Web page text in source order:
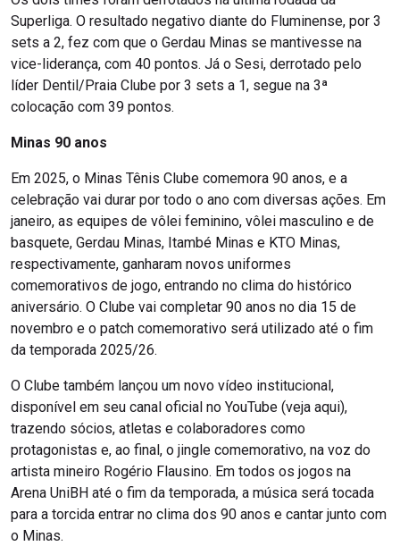
Superliga. O resultado negativo diante do Fluminense, por 3
sets a 2, fez com que o Gerdau Minas se mantivesse na
vice-liderança, com 40 pontos. Já o Sesi, derrotado pelo
líder Dentil/Praia Clube por 3 sets a 1, segue na 3ª
colocação com 39 pontos.
Minas 90 anos
Em 2025, o Minas Tênis Clube comemora 90 anos, e a
celebração vai durar por todo o ano com diversas ações. Em
janeiro, as equipes de vôlei feminino, vôlei masculino e de
basquete, Gerdau Minas, Itambé Minas e KTO Minas,
respectivamente, ganharam novos uniformes
comemorativos de jogo, entrando no clima do histórico
aniversário. O Clube vai completar 90 anos no dia 15 de
novembro e o patch comemorativo será utilizado até o fim
da temporada 2025/26.
O Clube também lançou um novo vídeo institucional,
disponível em seu canal oficial no YouTube (veja aqui),
trazendo sócios, atletas e colaboradores como
protagonistas e, ao final, o jingle comemorativo, na voz do
artista mineiro Rogério Flausino. Em todos os jogos na
Arena UniBH até o fim da temporada, a música será tocada
para a torcida entrar no clima dos 90 anos e cantar junto com
o Minas.